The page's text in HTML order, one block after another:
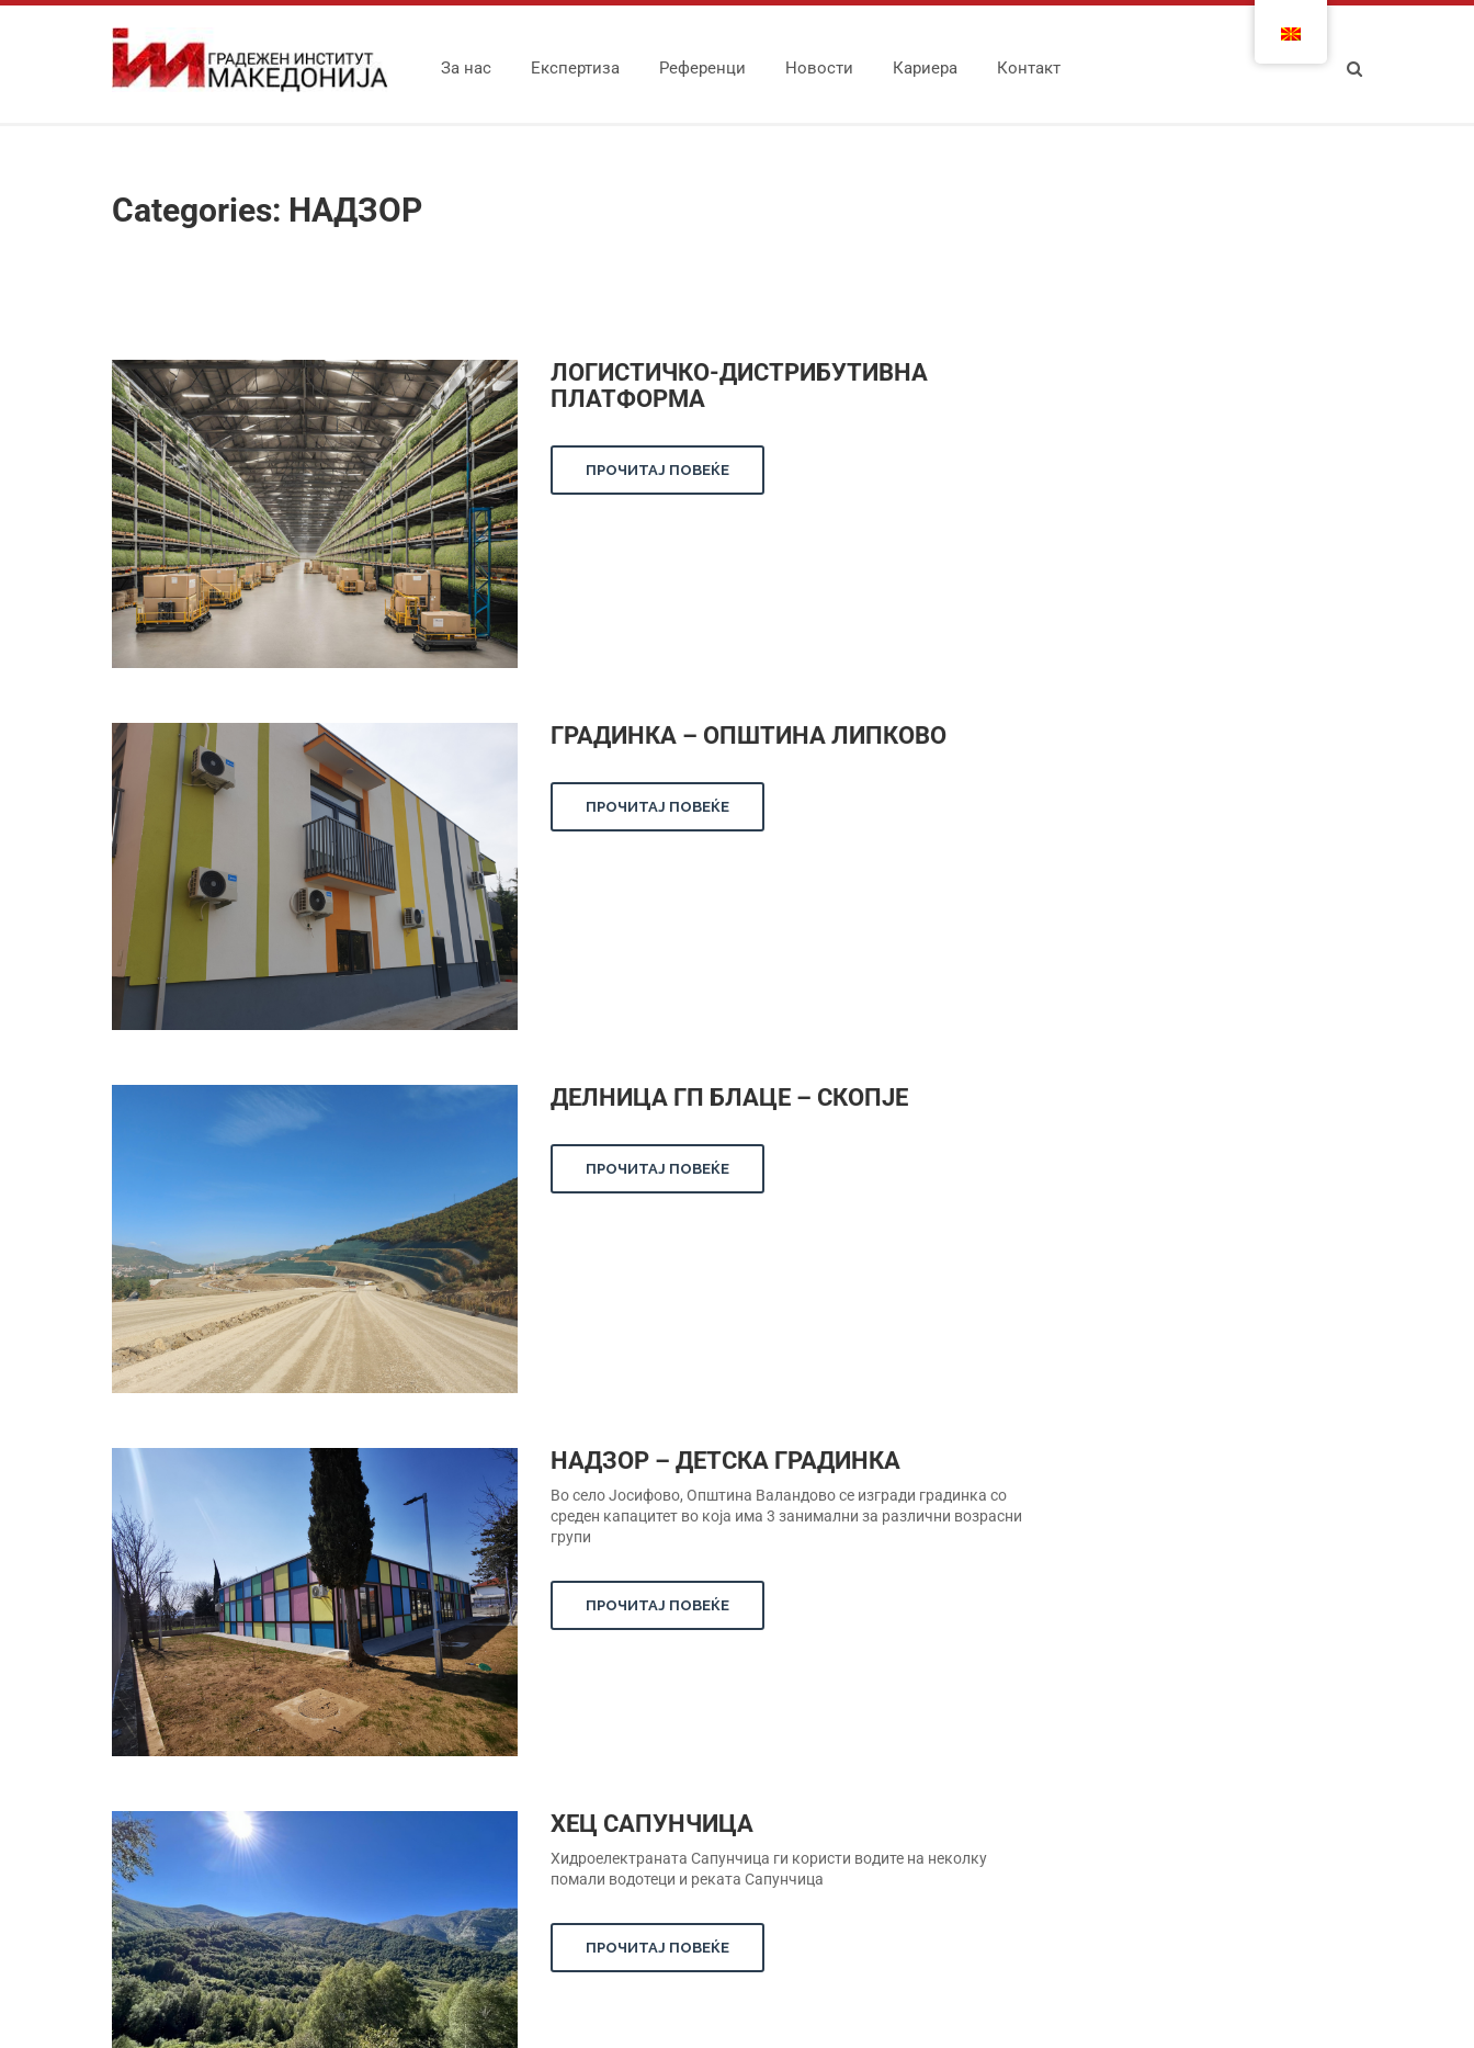
За нас Експертиза Референци Новости Кариера Контакт
Categories: НАДЗОР
ЛОГИСТИЧКО-ДИСТРИБУТИВНА
ПЛАТФОРМА
ПРОЧИТАЈ ПОВЕЌЕ
ГРАДИНКА – ОПШТИНА ЛИПКОВО
ПРОЧИТАЈ ПОВЕЌЕ
ДЕЛНИЦА ГП БЛАЦЕ – СКОПЈЕ
ПРОЧИТАЈ ПОВЕЌЕ
НАДЗОР – ДЕТСКА ГРАДИНКА
Во село Јосифово, Општина Валандово се изгради градинка со
среден капацитет во која има 3 занимални за различни возрасни
групи
ПРОЧИТАЈ ПОВЕЌЕ
ХЕЦ САПУНЧИЦА
Хидроелектраната Сапунчица ги користи водите на неколку
помали водотеци и реката Сапунчица
ПРОЧИТАЈ ПОВЕЌЕ